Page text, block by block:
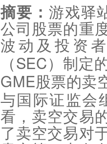
摘要： 游戏驿
公司股票的重
波动及投资
（ SEC ）制定
GME股票的卖
与国际证监会
看，卖空交易
了卖空交易对